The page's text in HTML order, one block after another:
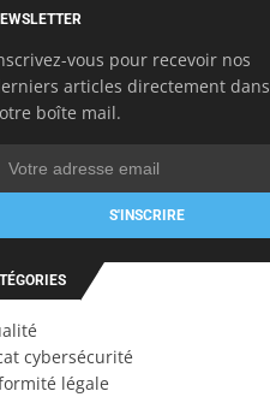
vous pour recevoir nos
articles directement dans
boîte mail.
S'INSCRIRE
cybersécurité
légale